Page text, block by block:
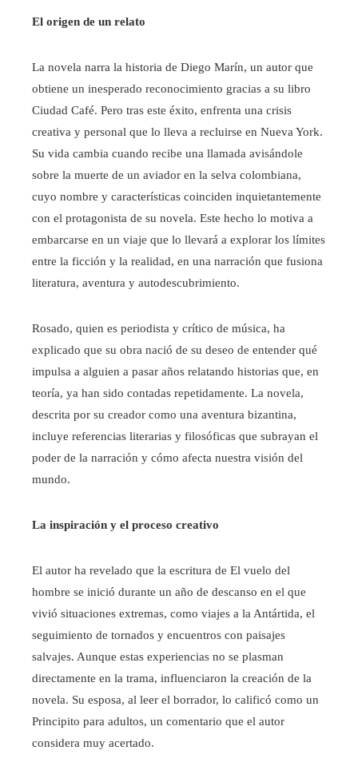
El origen de un relato
La novela narra la historia de Diego Marín, un autor que
obtiene un inesperado reconocimiento gracias a su libro
Ciudad Café. Pero tras este éxito, enfrenta una crisis
creativa y personal que lo lleva a recluirse en Nueva York.
Su vida cambia cuando recibe una llamada avisándole
sobre la muerte de un aviador en la selva colombiana,
cuyo nombre y características coinciden inquietantemente
con el protagonista de su novela. Este hecho lo motiva a
embarcarse en un viaje que lo llevará a explorar los límites
entre la ficción y la realidad, en una narración que fusiona
literatura, aventura y autodescubrimiento.
Rosado, quien es periodista y crítico de música, ha
explicado que su obra nació de su deseo de entender qué
impulsa a alguien a pasar años relatando historias que, en
teoría, ya han sido contadas repetidamente. La novela,
descrita por su creador como una aventura bizantina,
incluye referencias literarias y filosóficas que subrayan el
poder de la narración y cómo afecta nuestra visión del
mundo.
La inspiración y el proceso creativo
El autor ha revelado que la escritura de El vuelo del
hombre se inició durante un año de descanso en el que
vivió situaciones extremas, como viajes a la Antártida, el
seguimiento de tornados y encuentros con paisajes
salvajes. Aunque estas experiencias no se plasman
directamente en la trama, influenciaron la creación de la
novela. Su esposa, al leer el borrador, lo calificó como un
Principito para adultos, un comentario que el autor
considera muy acertado.